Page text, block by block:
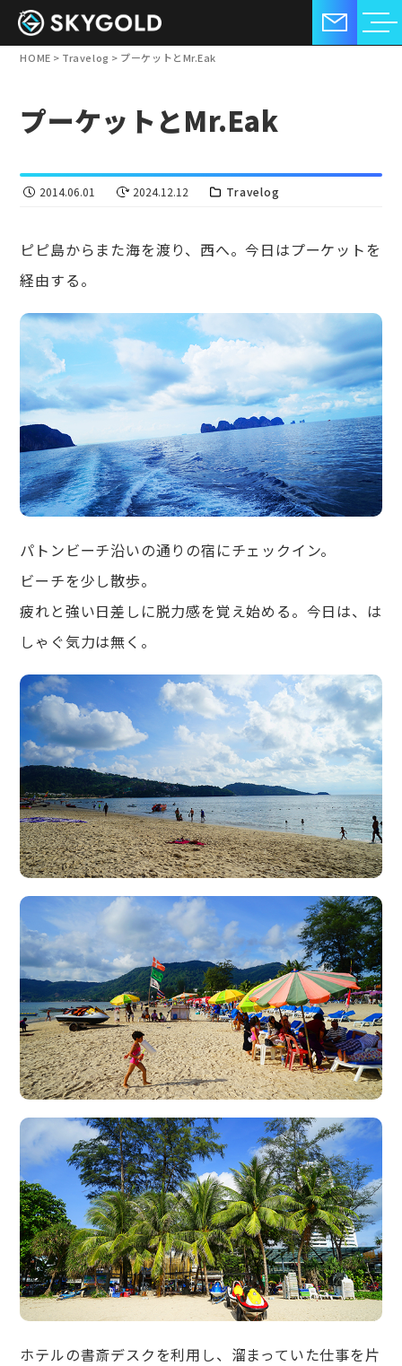
HOME > Travelog > プーケットとMr.Eak
プーケットとMr.Eak
2014.06.01 2024.12.12 Travelog
ピピ島からまた海を渡り、西へ。今日はプーケットを
経由する。
パトンビーチ沿いの通りの宿にチェックイン。
ビーチを少し散歩。
疲れと強い日差しに脱力感を覚え始める。今日は、は
しゃぐ気力は無く。
ホテルの書斎デスクを利用し、溜まっていた仕事を片